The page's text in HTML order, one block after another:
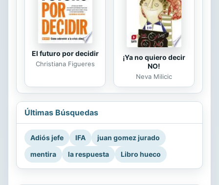
El futuro por decidir
Christiana Figueres
¡Ya no quiero decir
NO!
Neva Milicic
Últimas Búsquedas
Adiós jefe IFA
juan gomez jurado
mentira
la respuesta Libro hueco